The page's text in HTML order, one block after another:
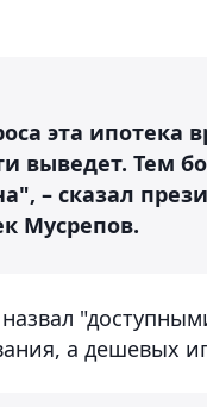
эта ипотека
выведет. Тем
– сказал
Мусрепов.
а дешевых